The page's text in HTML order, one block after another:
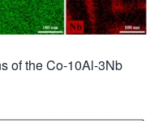
of the Co-10Al-3Nb